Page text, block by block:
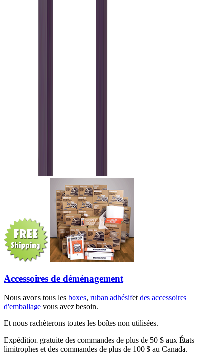
Accessoires de déménagement
Nous avons tous les boxes, ruban adhésifetdes accessoires
d'emballage vous avez besoin.
Et nous rachèterons toutes les boîtes non utilisées.
Expédition gratuite des commandes de plus de 50 $ aux États
limitrophes et des commandes de plus de 100 $ au Canada.